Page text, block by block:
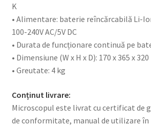
K
• Alimentare: baterie reîncărcabilă Li-
100-240V AC/5V DC
• Durata de funcționare continuă pe
• Dimensiune (W x H x D): 170 x 365 x 320
• Greutate: 4 kg
Conținut livrare:
Microscopul este livrat cu certificat de
de conformitate, manual de utilizare în